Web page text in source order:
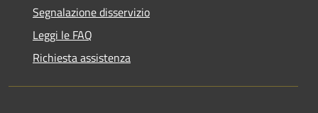
Segnalazione disservizio
Leggi le FAQ
Richiesta assistenza